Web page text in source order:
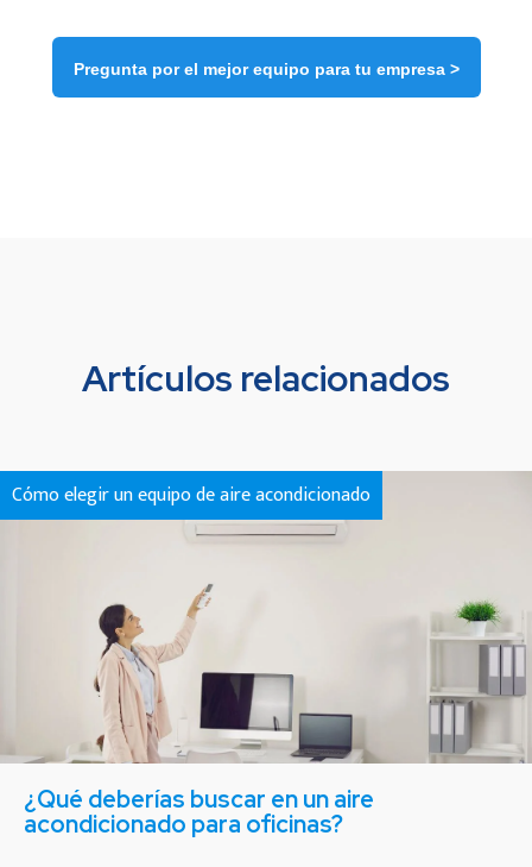
Pregunta por el mejor equipo para tu empresa >
Artículos relacionados
Cómo elegir un equipo de aire acondicionado
¿Qué deberías buscar en un aire
acondicionado para oficinas?